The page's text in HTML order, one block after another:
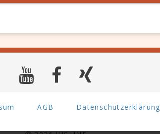
AGB Datenschutzerklärung